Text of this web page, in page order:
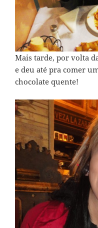
Mais tarde, por volta
e deu até pra comer
chocolate quente!